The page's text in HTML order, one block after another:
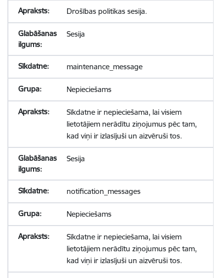
Drošības politikas sesija.
Sesija
maintenance_message
Nepieciešams
Sīkdatne ir nepieciešama, lai visiem
lietotājiem nerādītu ziņojumus pēc tam,
kad viņi ir izlasījuši un aizvēruši tos.
Sesija
notification_messages
Nepieciešams
Sīkdatne ir nepieciešama, lai visiem
lietotājiem nerādītu ziņojumus pēc tam,
kad viņi ir izlasījuši un aizvēruši tos.